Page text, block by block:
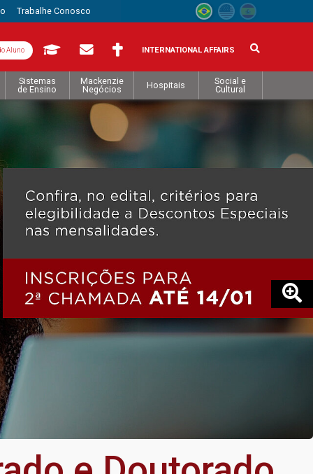
Trabalhe Conosco
Aluno INTERNATIONAL AFFAIRS
Sistemas
de Ensino
Mackenzie
Negócios
Hospitais
Social e
Cultural